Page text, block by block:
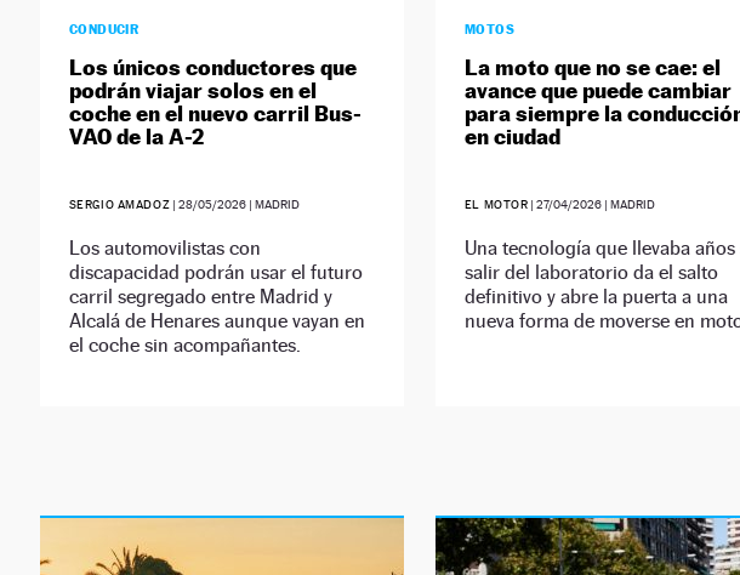
CONDUCIR
Los únicos conductores que
podrán viajar solos en el
coche en el nuevo carril Bus-
VAO de la A-2
SERGIO AMADOZ |28/05/2026 | MADRID
Los automovilistas con
discapacidad podrán usar el futuro
carril segregado entre Madrid y
Alcalá de Henares aunque vayan en
el coche sin acompañantes.
MOTOS
La moto que no se cae: el
avance que puede cambiar
para siempre la
en ciudad
EL MOTOR |27/04/2026 | MADRID
Una tecnología que llevaba años
salir del laboratorio da el salto
definitivo y abre la puerta a una
nueva forma de moverse en